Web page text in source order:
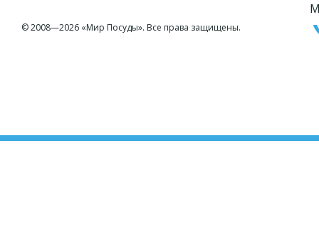
© 2008—2026 «Мир Посуды». Все права защищены.